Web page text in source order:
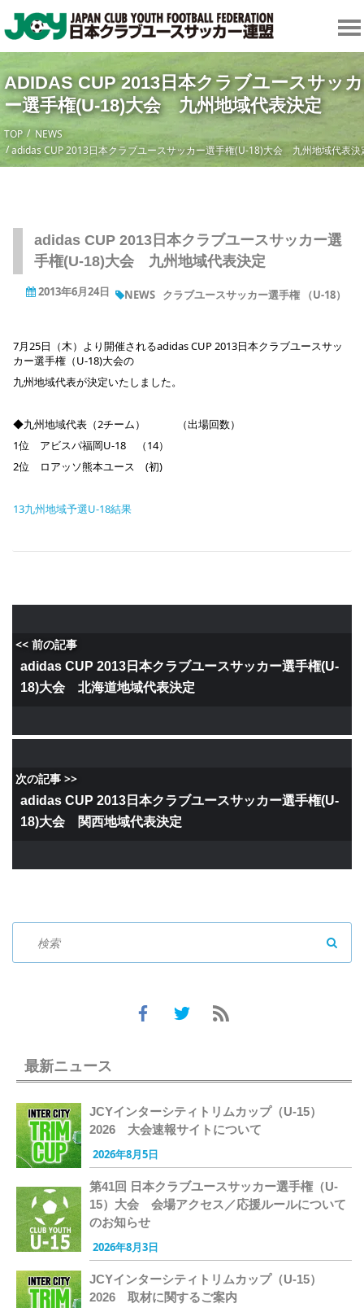
ADIDAS CUP 2013日本クラブユースサッカ
ー選手権(U-18)大会 九州地域代表決定
TOP
NEWS
adidas CUP 2013日本クラブユースサッカー選手権(U-18)大会 九州地域代表決
adidas CUP 2013日本クラブユースサッカー選
手権(U-18)大会 九州地域代表決定
2013年6月24日 NEWS クラブユースサッカー選手権 （U-18）
7月25日（木）より開催されるadidas CUP 2013日本クラブユースサッ
カー選手権（U-18)大会の
九州地域代表が決定いたしました。
◆九州地域代表（2チーム） （出場回数）
1位 アビスパ福岡U-18 （14）
2位 ロアッソ熊本ユース (初)
13九州地域予選U-18結果
<< 前の記事
adidas CUP 2013日本クラブユースサッカー選手権(U-
18)大会 北海道地域代表決定
次の記事 >>
adidas CUP 2013日本クラブユースサッカー選手権(U-
18)大会 関西地域代表決定
最新ニュース
JCYインターシティトリムカップ（U-15）
2026 大会速報サイトについて
2026年8月5日
第41回 日本クラブユースサッカー選手権（U-
15）大会 会場アクセス／応援ルールについて
のお知らせ
2026年8月3日
JCYインターシティトリムカップ（U-15）
2026 取材に関するご案内